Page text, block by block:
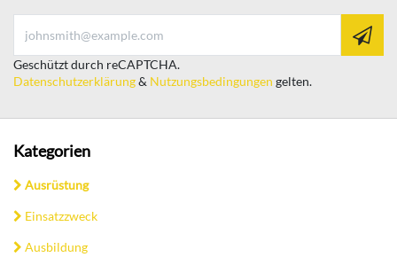
Geschützt durch reCAPTCHA.
Datenschutzerklärung& Nutzungsbedingungen gelten.
Kategorien
Ausrüstung
Einsatzzweck
Ausbildung